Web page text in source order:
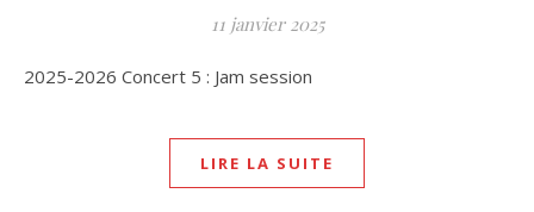
11 janvier 2025
2025-2026 Concert 5 : Jam session
LIRE LA SUITE